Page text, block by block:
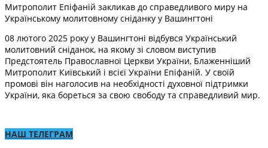
Митрополит Епіфаній закликав до справедливого миру на
Українському молитовному сніданку у Вашингтоні
08 лютого 2025 року у Вашингтоні відбувся Український
молитовний сніданок, на якому зі словом виступив
Предстоятель Православної Церкви України, Блаженніший
Митрополит Київський і всієї України Епіфаній. У своїй
промові він наголосив на необхідності духовної підтримки
України, яка бореться за свою свободу та справедливий мир.
НАШ ТЕЛЕГРАМ